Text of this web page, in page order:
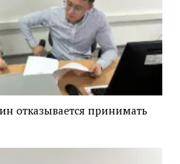
отказывается принимать